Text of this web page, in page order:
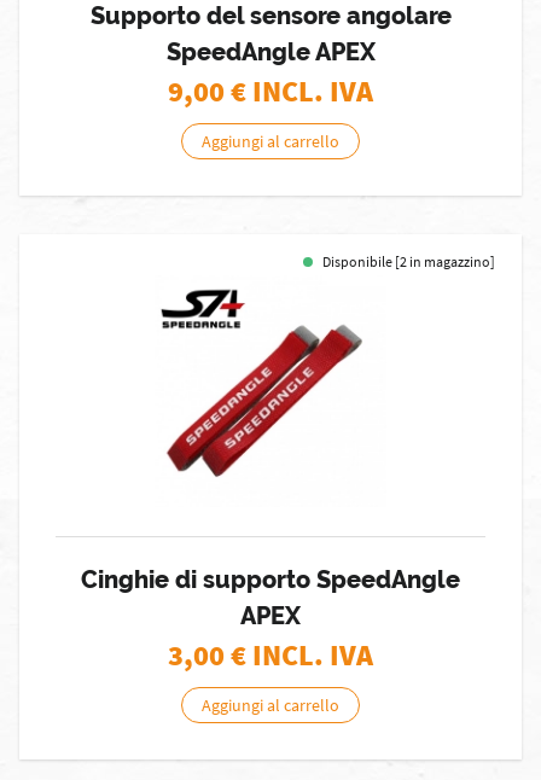
Supporto del sensore angolare
SpeedAngle APEX
9,00€ INCL. IVA
Aggiungi al carrello
Disponibile [2 in magazzino]
Cinghie di supporto SpeedAngle
APEX
3,00€ INCL. IVA
Aggiungi al carrello